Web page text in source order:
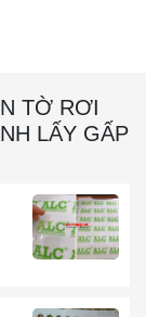
TỜ RƠI
LẤY GẤP